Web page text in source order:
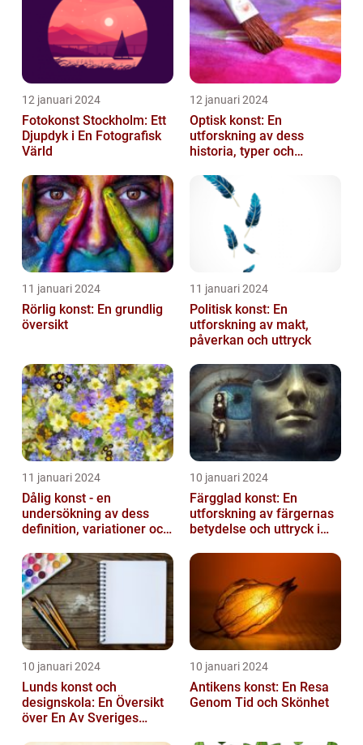
12 januari 2024
Fotokonst Stockholm: Ett
Djupdyk i En Fotografisk
Värld
12 januari 2024
Optisk konst: En
utforskning av dess
historia, typer och
11 januari 2024
Rörlig konst: En grundlig
översikt
11 januari 2024
Politisk konst: En
utforskning av makt,
påverkan och uttryck
11 januari 2024
Dålig konst - en
undersökning av dess
definition, variationer och
10 januari 2024
Färgglad konst: En
utforskning av färgernas
betydelse och uttryck i
10 januari 2024
Lunds konst och
designskola: En Översikt
över En Av Sveriges
10 januari 2024
Antikens konst: En Resa
Genom Tid och Skönhet